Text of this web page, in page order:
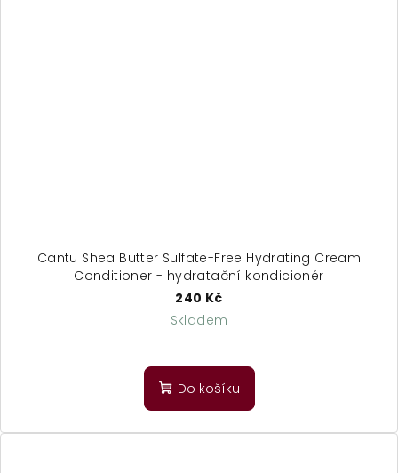
Cantu Shea Butter Sulfate-Free Hydrating Cream
Conditioner - hydratační kondicionér
240 Kč
Skladem
Do košíku